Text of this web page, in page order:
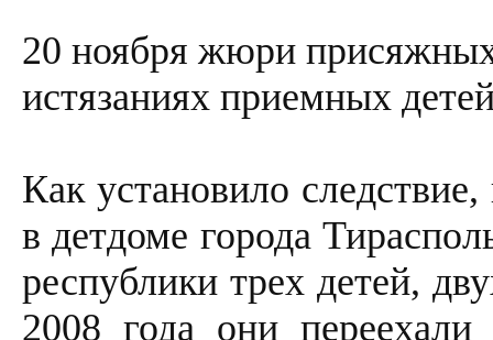
20 ноября жюри
истязаниях приемных
Как установило
в детдоме города
республики трех детей,
2008 года они